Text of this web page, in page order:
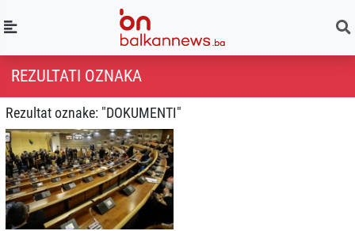
REZULTATI OZNAKA
Rezultat oznake: "DOKUMENTI"